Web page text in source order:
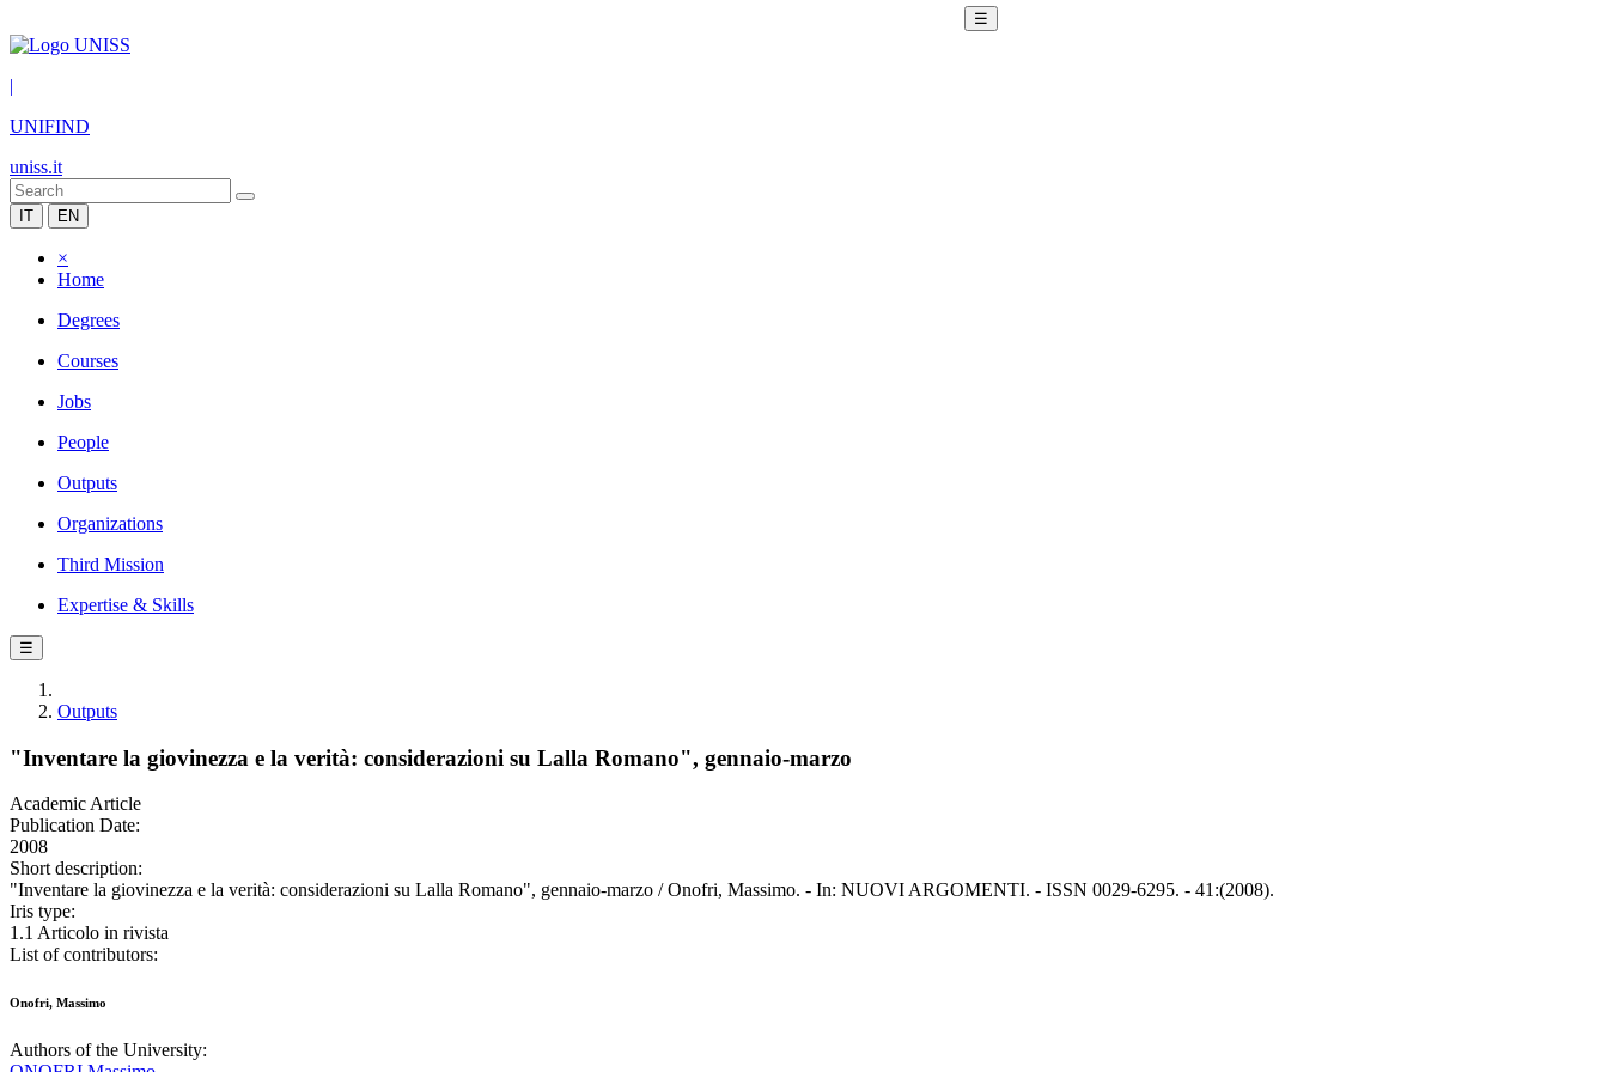
☰
|
UNIFIND
uniss.it
IT EN
×
Home
Degrees
Courses
Jobs
People
Outputs
Organizations
Third Mission
Expertise & Skills
☰
Outputs
"Inventare la giovinezza e la verità: considerazioni su Lalla Romano", gennaio-marzo
Academic Article
Publication Date:
2008
Short description:
"Inventare la giovinezza e la verità: considerazioni su Lalla Romano", gennaio-marzo / Onofri, Massimo. - In: NUOVI ARGOMENTI. - ISSN 0029-6295. - 41:(2008).
Iris type:
1.1 Articolo in rivista
List of contributors:
Onofri, Massimo
Authors of the University: